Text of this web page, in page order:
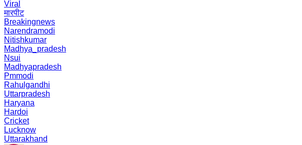
Viral
मारपीट
Breakingnews
Narendramodi
Nitishkumar
Madhya_pradesh
Nsui
Madhyapradesh
Pmmodi
Rahulgandhi
Uttarpradesh
Haryana
Hardoi
Cricket
Lucknow
Uttarakhand